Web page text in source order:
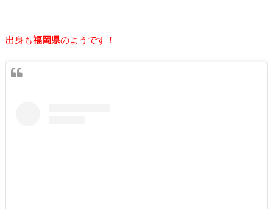
出身も福岡県のようです！